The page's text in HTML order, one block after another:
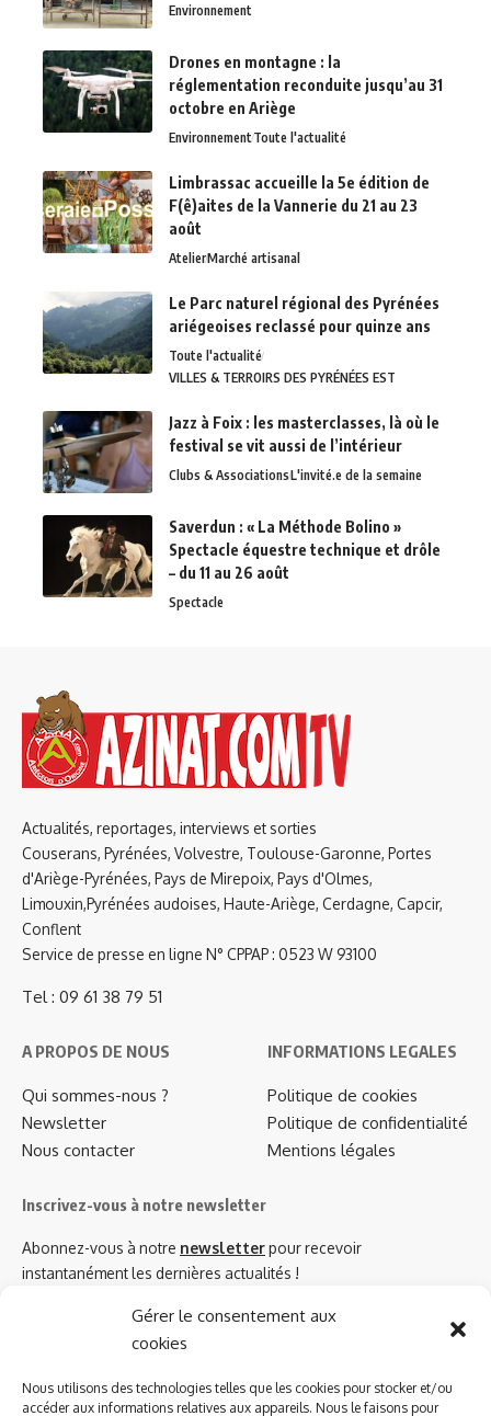
Gérer le consentement aux
cookies
Nous utilisons des technologies telles que les cookies pour stocker et/ou
accéder aux informations relatives aux appareils. Nous le faisons pour
Environnement
Drones en montagne : la
réglementation reconduite jusqu’au 31
octobre en Ariège
EnvironnementToute l'actualité
Limbrassac accueille la 5e édition de
F(ê)aites de la Vannerie du 21 au 23
août
AtelierMarché artisanal
Le Parc naturel régional des Pyrénées
ariégeoises reclassé pour quinze ans
Toute l'actualité
VILLES & TERROIRS DES PYRÉNÉES EST
Jazz à Foix : les masterclasses, là où le
festival se vit aussi de l’intérieur
Clubs & AssociationsL'invité.e de la semaine
Saverdun : « La Méthode Bolino »
Spectacle équestre technique et drôle
– du 11 au 26 août
Spectacle
Actualités, reportages, interviews et sorties
Couserans, Pyrénées, Volvestre, Toulouse-Garonne, Portes
d'Ariège-Pyrénées, Pays de Mirepoix, Pays d'Olmes,
Limouxin,Pyrénées audoises, Haute-Ariège, Cerdagne, Capcir,
Conflent
Service de presse en ligne N° CPPAP : 0523 W 93100
Tel : 09 61 38 79 51
A PROPOS DE NOUS
Qui sommes-nous ?
Newsletter
Nous contacter
INFORMATIONS LEGALES
Politique de cookies
Politique de confidentialité
Mentions légales
Inscrivez-vous à notre newsletter
Abonnez-vous à notre newsletterpour recevoir
instantanément les dernières actualités !
Azinat.com TV soutient